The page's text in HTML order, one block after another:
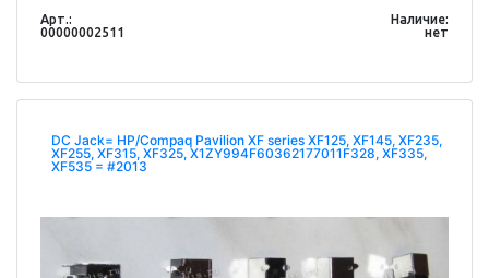
Арт.:
00000002511
Наличие:
нет
DC Jack= HP/Compaq Pavilion XF series XF125, XF145, XF235,
XF255, XF315, XF325, X1ZY994F60362177011F328, XF335,
XF535 = #2013